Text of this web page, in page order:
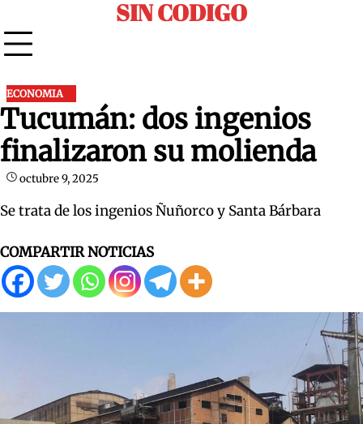
to
content
SIN CODIGO
ECONOMIA
Tucumán: dos ingenios
finalizaron su molienda
octubre 9, 2025
Se trata de los ingenios Ñuñorco y Santa Bárbara
COMPARTIR NOTICIAS